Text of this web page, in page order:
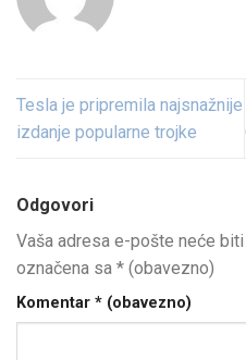
Tesla je pripremila najsnažnije
izdanje popularne trojke
Odgovori
Vaša adresa e-pošte neće biti
označena sa * (obavezno)
Komentar * (obavezno)